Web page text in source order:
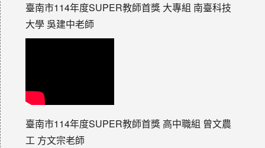
臺南市114年度SUPER教師首獎 大專組 南臺科技
大學 吳建中老師
臺南市114年度SUPER教師首獎 高中職組 曾文農
工 方文宗老師